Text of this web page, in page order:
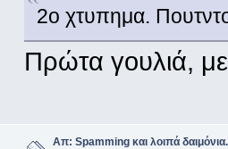
2ο χτυπημα.
Πρώτα γουλιά,
Απ: Spamming και λοιπά